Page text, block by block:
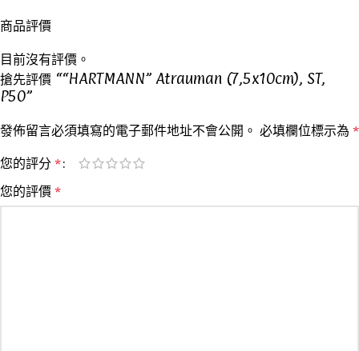
商品評價
目前沒有評價。
搶先評價 ““HARTMANN” Atrauman (7,5x10cm), ST,
P50”
發佈留言必須填寫的電子郵件地址不會公開。 必填欄位標示為 *
您的評分 *
您的評價 *